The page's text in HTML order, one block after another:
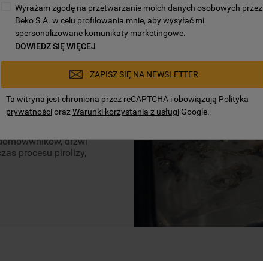
usunięcia
nagrzaniu wnętrza
około 470°C, co
jedzenia oraz
który następnie
gąbki.
funkcję pirolizy, a po
łatwe do usunięcia.
drzwi
procesu pirolizy,
Wyrażam zgodę na przetwarzanie moich danych osobowych przez
Beko S.A. w celu profilowania mnie, aby wysyłać mi
spersonalizowane komunikaty marketingowe.
DOWIEDZ SIĘ WIĘCEJ
ZAPISZ SIĘ NA NEWSLETTER
Ta witryna jest chroniona przez reCAPTCHA i obowiązują Polityka
prywatnościorazWarunki korzystania z usługiGoogle.